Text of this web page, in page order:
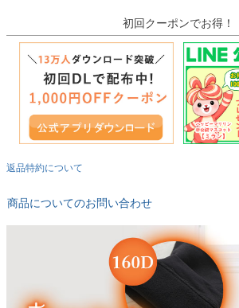
初回クーポンでお得！
返品特約について
商品についてのお問い合わせ